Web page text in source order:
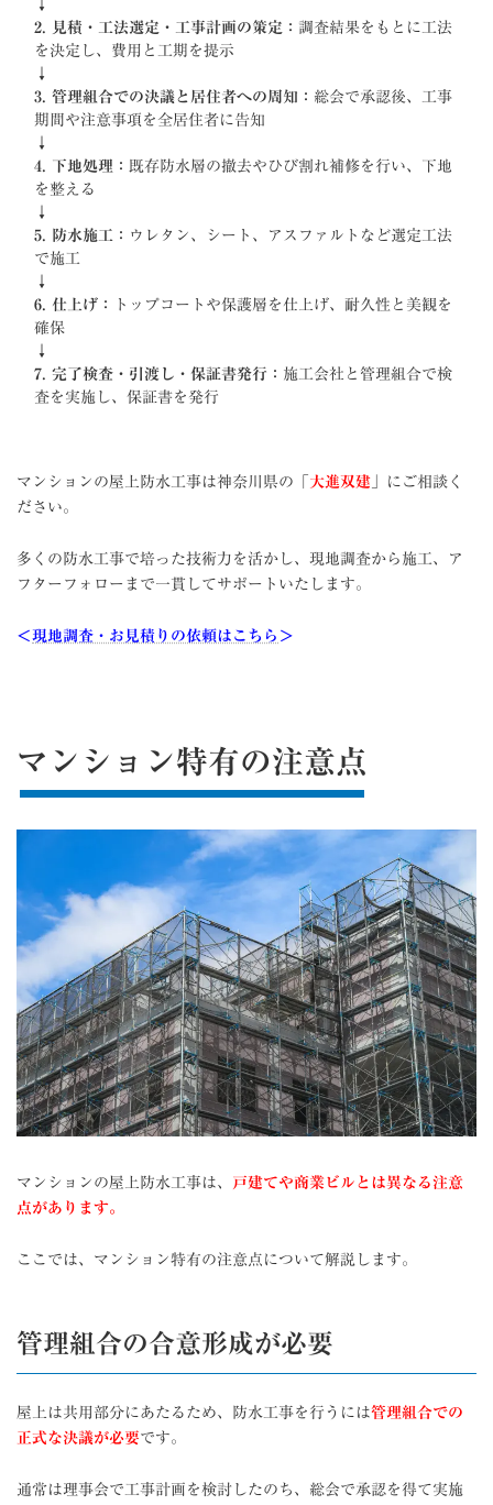
↓
2. 見積・工法選定・工事計画の策定： 調査結果をもとに工法
を決定し、費用と工期を提示
↓
3. 管理組合での決議と居住者への周知： 総会で承認後、工事
期間や注意事項を全居住者に告知
↓
4. 下地処理： 既存防水層の撤去やひび割れ補修を行い、下地
を整える
↓
5. 防水施工： ウレタン、シート、アスファルトなど選定工法
で施工
↓
6. 仕上げ：
トップコートや保護層を仕上げ、耐久性と美観を
確保
↓
7. 完了検査・引渡し・保証書発行： 施工会社と管理組合で検
査を実施し、保証書を発行
マンションの屋上防水工事は神奈川県の「 大進双建 」にご相談く
ださい。
多くの防水工事で培った技術力を活かし、現地調査から施工、ア
フターフォローまで一貫してサポートいたします。
＜現地調査・お見積りの依頼はこちら ＞
マンション特有の注意点
マンションの屋上防水工事は、 戸建てや商業ビルとは異なる注意
点があります。
ここでは、マンション特有の注意点について解説します。
管理組合の合意形成が必要
屋上は共用部分にあたるため、防水工事を行うには管理組合での
正式な決議が必要です。
通常は理事会で工事計画を検討したのち、総会で承認を得て実施